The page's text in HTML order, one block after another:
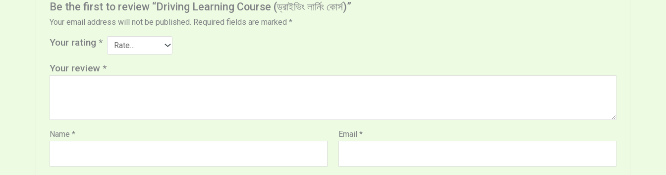
Be the first to review “Driving Learning Course (ড্রাইভিং লার্নিং কোর্স)”
Your email address will not be published. Required fields are marked *
Your rating *
Your review *
Name * Email*